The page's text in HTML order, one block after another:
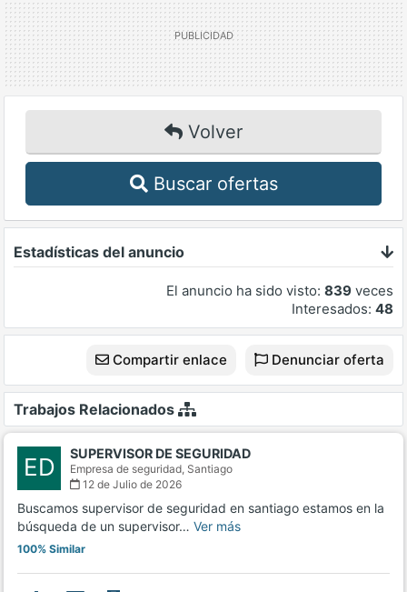
Volver
Buscar ofertas
Estadísticas del anuncio
El anuncio ha sido visto: 839 veces
Interesados: 48
Compartir enlace Denunciar oferta
Trabajos Relacionados
ED SUPERVISOR DE SEGURIDAD
Empresa de seguridad, Santiago
12 de Julio de 2026
Buscamos supervisor de seguridad en santiago estamos en la
búsqueda de un supervisor… Ver más
100% Similar